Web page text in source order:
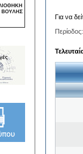
Για να
Περίοδος: